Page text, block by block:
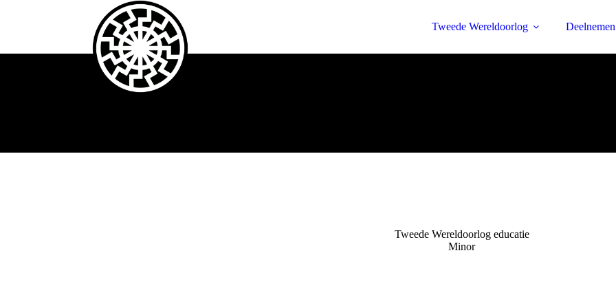
Tweede Wereldoorlog Deelnemen
Tweede Wereldoorlog educatie
Minor